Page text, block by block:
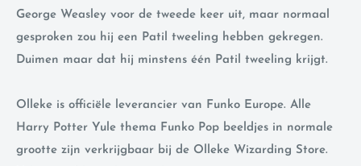
George Weasley voor de tweede keer uit, maar normaal
gesproken zou hij een Patil tweeling hebben gekregen.
Duimen maar dat hij minstens één Patil tweeling krijgt.
Olleke is officiële leverancier van Funko Europe. Alle
Harry Potter Yule thema Funko Pop beeldjes in normale
grootte zijn verkrijgbaar bij de Olleke Wizarding Store.